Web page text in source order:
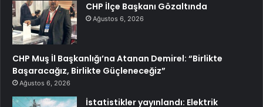
CHP İlçe Başkanı Gözaltında
Ağustos 6, 2026
CHP Muş İl Başkanlığı’na Atanan Demirel: “Birlikte
Başaracağız, Birlikte Güçleneceğiz”
Ağustos 6, 2026
İstatistikler yayınlandı: Elektrik